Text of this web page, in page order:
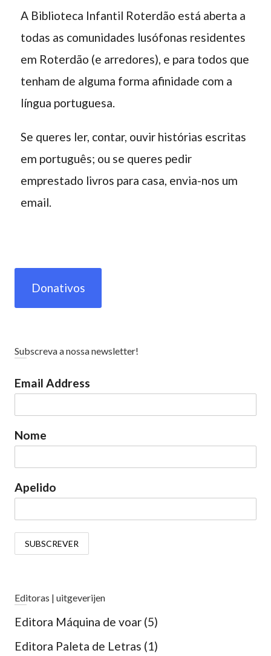
A Biblioteca Infantil Roterdão está aberta a
todas as comunidades lusófonas residentes
em Roterdão (e arredores), e para todos que
tenham de alguma forma afinidade com a
língua portuguesa.
Se queres ler, contar, ouvir histórias escritas
em português; ou se queres pedir
emprestado livros para casa, envia-nos um
email.
Donativos
Subscreva a nossa newsletter!
Email Address
Nome
Apelido
Editoras | uitgeverijen
Editora Máquina de voar (5)
Editora Paleta de Letras (1)